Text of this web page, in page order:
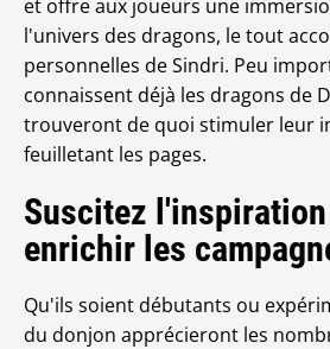
et offre aux joueurs une
l'univers des dragons, le tout
personnelles de Sindri. Peu
connaissent déjà les dragons de
trouveront de quoi stimuler leur
feuilletant les pages.
Suscitez
enrichir les
Qu'ils soient débutants ou
du donjon apprécieront les